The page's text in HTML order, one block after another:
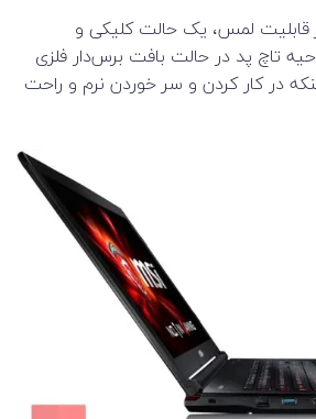
قابلیت لمس، یک حالت کلیکی و
تاچ پد در حالت بافت برس‌دار فلزی
در کار کردن و سر خوردن نرم و راحت